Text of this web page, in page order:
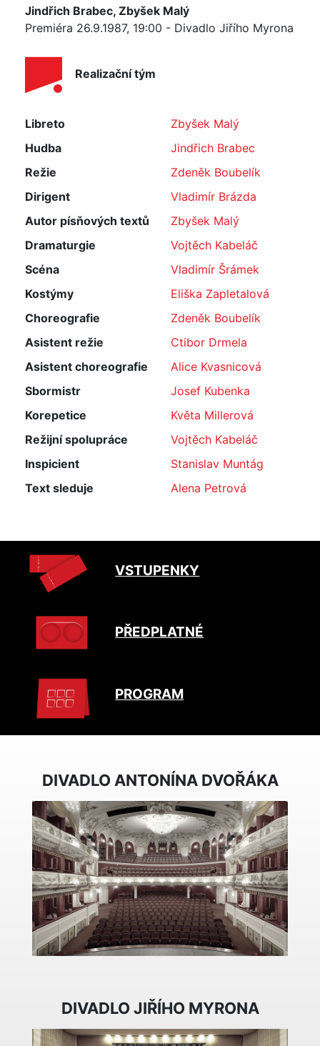
Jindřich Brabec, Zbyšek Malý
Premiéra 26.9.1987, 19:00 - Divadlo Jiřího Myrona
Realizační tým
Libreto
Zbyšek Malý
Hudba
Jindřich Brabec
Režie
Zdeněk Boubelík
Dirigent
Vladimír Brázda
Autor písňových textů
Zbyšek Malý
Dramaturgie
Vojtěch Kabeláč
Scéna
Vladimír Šrámek
Kostýmy
Eliška Zapletalová
Choreografie
Zdeněk Boubelík
Asistent režie
Ctibor Drmela
Asistent choreografie
Alice Kvasnicová
Sbormistr
Josef Kubenka
Korepetice
Květa Millerová
Režijní spolupráce
Vojtěch Kabeláč
Inspicient
Stanislav Muntág
Text sleduje
Alena Petrová
VSTUPENKY
PŘEDPLATNÉ
PROGRAM
DIVADLO ANTONÍNA DVOŘÁKA
DIVADLO JIŘÍHO MYRONA